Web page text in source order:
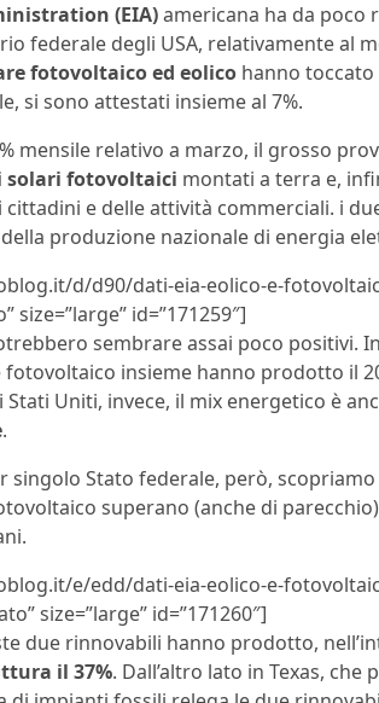
(EIA)americana ha da poco
federale degli USA, relativamente al
fotovoltaico ed eolico hanno
si sono attestati insieme al 7%.
mensile relativo a marzo, il grosso
fotovoltaici montati a terra e,
e delle attività commerciali. i
produzione nazionale di energia
d/d90/dati-eia-eolico-e-
size=”large” id=”171259″]
sembrare assai poco positivi.
fotovoltaico insieme hanno prodotto il
Uniti, invece, il mix energetico è
.
singolo Stato federale, però,
superano (anche di
e/edd/dati-eia-eolico-e-
size=”large” id=”171260″]
due rinnovabili hanno prodotto,
il 37%. Dall’altro lato in Texas,